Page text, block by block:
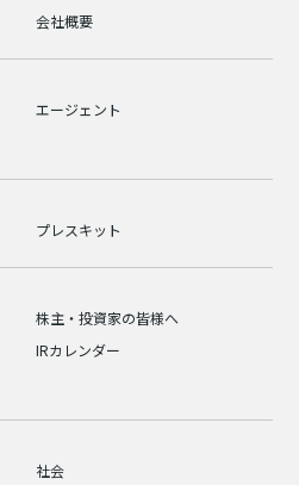
会社概要
エージェント
プレスキット
株主・投資家の皆様へ
IRカレンダー
社会